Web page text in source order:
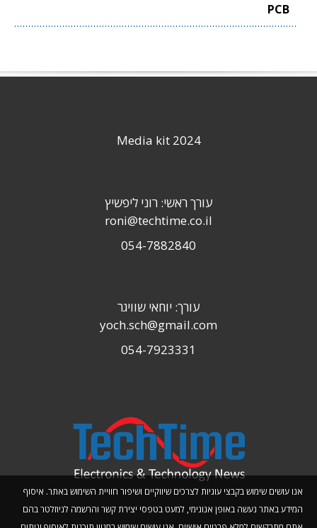
PCB
אנו עושים שימוש בקבצי עוגיות לצרכים שיווקיים ושיפור חוויית השימוש באתר. איסוף
המידע באתר נעשה באופן אנונימי, למעט בטפסי יצירת קשר והרשמה לניוזלטר בהם
Media kit 2024
עורך ראשי: רוני ליפשיץ
roni@techtime.co.il
054-7882840
עורך: יוחאי שוויגר
yoch.sch@gmail.com
054-7923331